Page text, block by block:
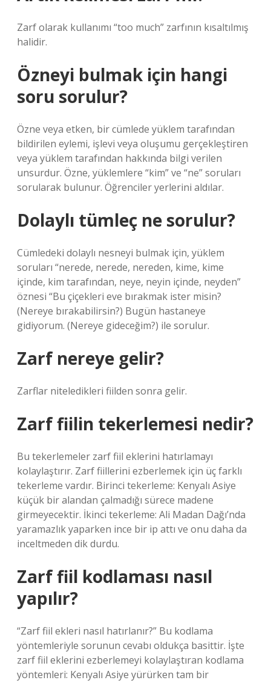
Zarf olarak kullanımı “too much” zarfının kısaltılmış
halidir.
Özneyi bulmak için hangi
soru sorulur?
Özne veya etken, bir cümlede yüklem tarafından
bildirilen eylemi, işlevi veya oluşumu gerçekleştiren
veya yüklem tarafından hakkında bilgi verilen
unsurdur. Özne, yüklemlere “kim” ve “ne” soruları
sorularak bulunur. Öğrenciler yerlerini aldılar.
Dolaylı tümleç ne sorulur?
Cümledeki dolaylı nesneyi bulmak için, yüklem
soruları “nerede, nerede, nereden, kime, kime
içinde, kim tarafından, neye, neyin içinde, neyden”
öznesi “Bu çiçekleri eve bırakmak ister misin?
(Nereye bırakabilirsin?) Bugün hastaneye
gidiyorum. (Nereye gideceğim?) ile sorulur.
Zarf nereye gelir?
Zarflar niteledikleri fiilden sonra gelir.
Zarf fiilin tekerlemesi nedir?
Bu tekerlemeler zarf fiil eklerini hatırlamayı
kolaylaştırır. Zarf fiillerini ezberlemek için üç farklı
tekerleme vardır. Birinci tekerleme: Kenyalı Asiye
küçük bir alandan çalmadığı sürece madene
girmeyecektir. İkinci tekerleme: Ali Madan Dağı’nda
yaramazlık yaparken ince bir ip attı ve onu daha da
inceltmeden dik durdu.
Zarf fiil kodlaması nasıl
yapılır?
“Zarf fiil ekleri nasıl hatırlanır?” Bu kodlama
yöntemleriyle sorunun cevabı oldukça basittir. İşte
zarf fiil eklerini ezberlemeyi kolaylaştıran kodlama
yöntemleri: Kenyalı Asiye yürürken tam bir